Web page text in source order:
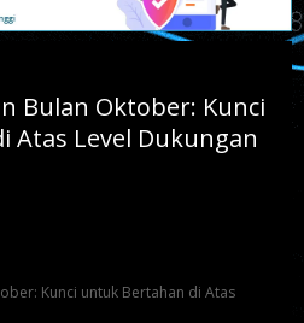
untuk
Atas
Level
Dukungan
Bulan Oktober: Kunci
Atas Level Dukungan
Kunci untuk Bertahan di Atas